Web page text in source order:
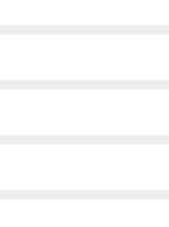
υφασμάτων
την
της PET
ακρίβειας